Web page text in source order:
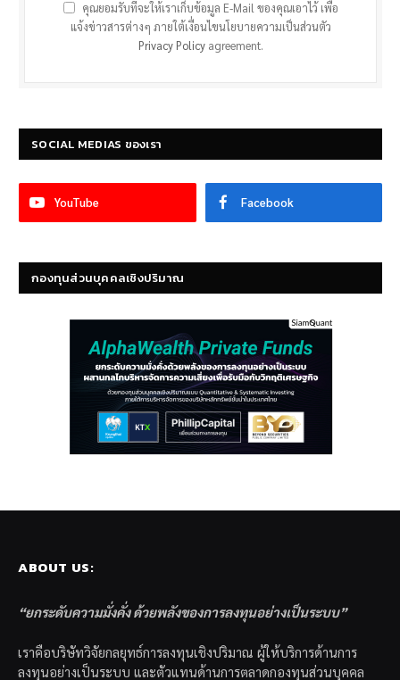
คุณยอมรับที่จะให้เราเก็บข้อมูล E-Mail ของคุณเอาไว้ เพื่อ
แจ้งข่าวสารต่างๆ ภายใต้เงื่อนไขนโยบายความเป็นส่วนตัว
Privacy Policyagreement.
SOCIAL MEDIAS ของเรา
YouTube Facebook
กองทุนส่วนบุคคลเชิงปริมาณ
ABOUT US:
“ยกระดับความมั่งคั่ง ด้วยพลังของการลงทุนอย่างเป็นระบบ”
เราคือบริษัทวิจัยกลยุทธ์การลงทุนเชิงปริมาณ ผู้ให้บริการด้านการ
ลงทุนอย่างเป็นระบบ และตัวแทนด้านการตลาดกองทุนส่วนบุคคล